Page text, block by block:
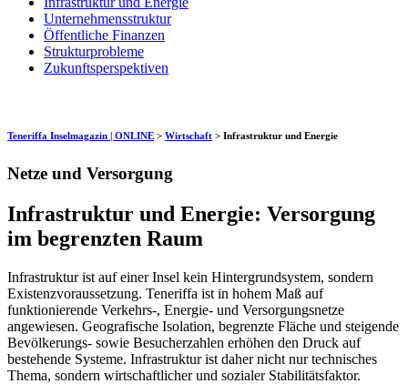
Unternehmensstruktur
Öffentliche Finanzen
Strukturprobleme
Zukunftsperspektiven
Teneriffa Inselmagazin | ONLINE > Wirtschaft > Infrastruktur und Energie
Netze und Versorgung
Infrastruktur und Energie: Versorgung
im begrenzten Raum
Infrastruktur ist auf einer Insel kein Hintergrundsystem, sondern
Existenzvoraussetzung. Teneriffa ist in hohem Maß auf
funktionierende Verkehrs-, Energie- und Versorgungsnetze
angewiesen. Geografische Isolation, begrenzte Fläche und steigende
Bevölkerungs- sowie Besucherzahlen erhöhen den Druck auf
bestehende Systeme. Infrastruktur ist daher nicht nur technisches
Thema, sondern wirtschaftlicher und sozialer Stabilitätsfaktor.